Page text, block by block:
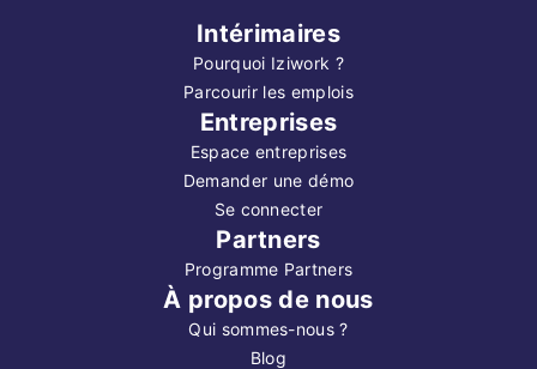
Intérimaires
Pourquoi Iziwork ?
Parcourir les emplois
Entreprises
Espace entreprises
Demander une démo
Se connecter
Partners
Programme Partners
À propos de nous
Qui sommes-nous ?
Blog